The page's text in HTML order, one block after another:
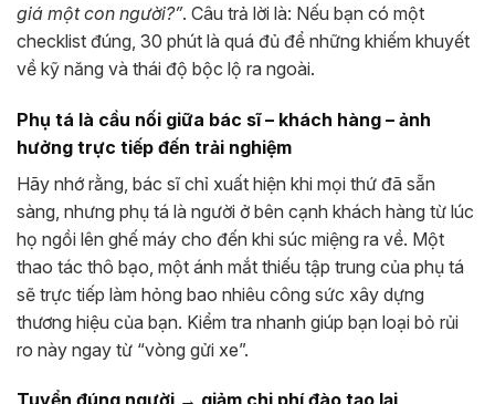
giá một con người?”. Câu trả lời là: Nếu bạn có một
checklist đúng, 30 phút là quá đủ để những khiếm khuyết
về kỹ năng và thái độ bộc lộ ra ngoài.
Phụ tá là cầu nối giữa bác sĩ – khách hàng – ảnh
hưởng trực tiếp đến trải nghiệm
Hãy nhớ rằng, bác sĩ chỉ xuất hiện khi mọi thứ đã sẵn
sàng, nhưng phụ tá là người ở bên cạnh khách hàng từ lúc
họ ngồi lên ghế máy cho đến khi súc miệng ra về. Một
thao tác thô bạo, một ánh mắt thiếu tập trung của phụ tá
sẽ trực tiếp làm hỏng bao nhiêu công sức xây dựng
thương hiệu của bạn. Kiểm tra nhanh giúp bạn loại bỏ rủi
ro này ngay từ “vòng gửi xe”.